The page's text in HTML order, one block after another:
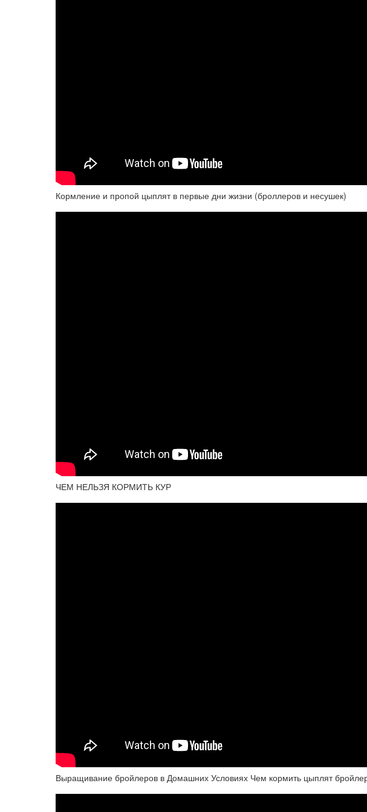
Кормление и пропой цыплят в первые дни жизни (броллеров и несушек)
ЧЕМ НЕЛЬЗЯ КОРМИТЬ КУР
Выращивание бройлеров в Домашних Условиях Чем кормить цыплят